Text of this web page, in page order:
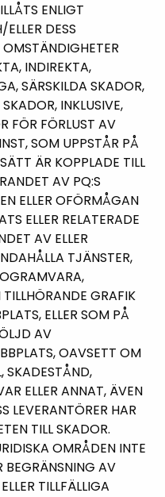
ENLIGT
DESS
INDIREKTA,
SÄRSKILDA SKADOR,
INKLUSIVE,
FÖR FÖRLUST AV
SOM UPPSTÅR PÅ
ÄR KOPPLADE TILL
AV PQ:S
ELLER OFÖRMÅGAN
ELLER RELATERADE
AV ELLER
TJÄNSTER,
GRAFIK
ELLER SOM PÅ
AV
OAVSETT OM
SKADESTÅND,
ELLER ANNAT, ÄVEN
LEVERANTÖRER HAR
TILL SKADOR.
OMRÅDEN INTE
BEGRÄNSNING AV
TILLFÄLLIGA